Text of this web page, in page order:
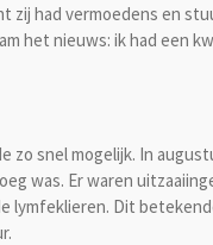
zij had vermoedens en
het nieuws: ik had een
zo snel mogelijk. In
was. Er waren
lymfeklieren. Dit